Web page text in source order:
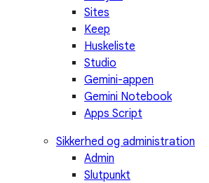
Sites
Keep
Huskeliste
Studio
Gemini-appen
Gemini Notebook
Apps Script
Sikkerhed og administration
Admin
Slutpunkt